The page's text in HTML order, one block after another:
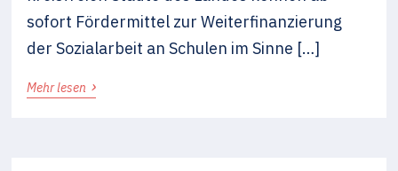
sofort Fördermittel zur Weiterfinanzierung
der Sozialarbeit an Schulen im Sinne […]
Mehr lesen ›